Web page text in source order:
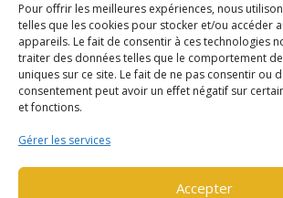
Pour offrir les meilleures expériences, nous
telles que les cookies pour stocker et/ou accéder
appareils. Le fait de consentir à ces technologies
traiter des données telles que le comportement
uniques sur ce site. Le fait de ne pas consentir ou
consentement peut avoir un effet négatif sur
et fonctions.
Gérer les services
Accepter
YALE MS14XIL (2510)